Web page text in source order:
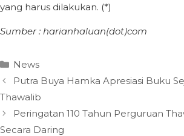
yang harus dilakukan. (*)
Sumber : harianhaluan(dot)com
Categories
News
Putra Buya Hamka Apresiasi Buku
Thawalib
Peringatan 110 Tahun Perguruan
Secara Daring